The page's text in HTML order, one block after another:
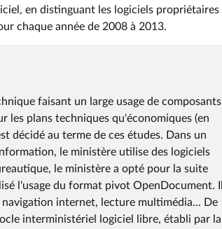
en distinguant les logiciels propriétaires
chaque année de 2008 à 2013.
faisant un large usage de composants
les plans techniques qu'économiques (en
décidé au terme de ces études. Dans un
le ministère utilise des logiciels
le ministère a opté pour la suite
l'usage du format pivot OpenDocument. Il
navigation internet, lecture multimédia... De
interministériel logiciel libre, établi par la